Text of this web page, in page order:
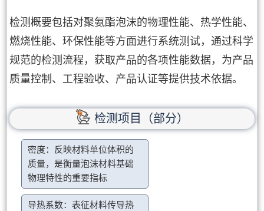
检测概要包括对聚氨酯泡沫的物理性能、热学性能、
燃烧性能、环保性能等方面进行系统测试，通过科学
规范的检测流程，获取产品的各项性能数据，为产品
质量控制、工程验收、产品认证等提供技术依据。
检测项目（部分）
密度：反映材料单位体积的
质量，是衡量泡沫材料基础
物理特性的重要指标
导热系数：表征材料传导热